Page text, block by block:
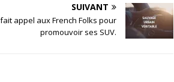
SUIVANT
appel aux French Folks pour
promouvoir ses SUV.